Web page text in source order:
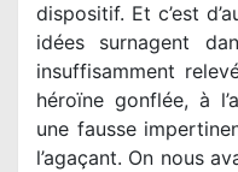
dispositif. Et c’est
idées surnagent
insuffisamment
héroïne gonflée, à
une fausse
l’agaçant. On nous